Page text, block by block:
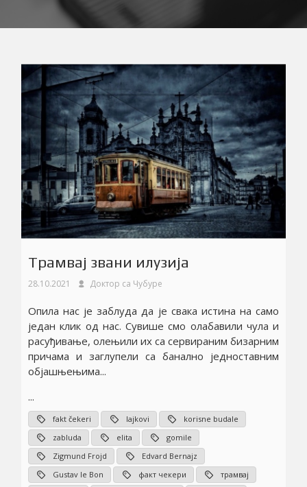
Трамвај звани илузија
28.10.2021 Доктор са Чубуре
Опила нас је заблуда да је свака истина на само
један клик од нас. Сувише смо олабавили чула и
расуђивање, олењили их са сервираним бизарним
причама и заглупели са банално једноставним
објашњењима...
...
fakt čekeri lajkovi
korisne budale
zabluda
elita
gomile
Zigmund Frojd
Edvard Bernajz
Gustav le Bon
факт чекери
трамвај